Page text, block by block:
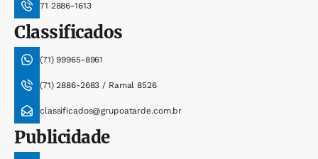
71 2886-1613
Classificados
(71) 99965-8961
(71) 2886-2683 / Ramal 8526
classificados@grupoatarde.com.br
Publicidade